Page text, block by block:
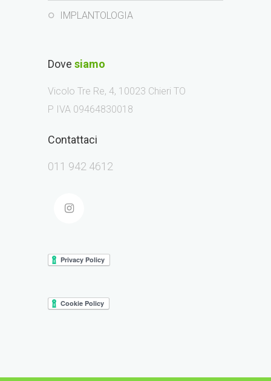
IMPLANTOLOGIA
Dove siamo
Vicolo Tre Re, 4, 10023 Chieri TO
P IVA 09464830018
Contattaci
011 942 4612